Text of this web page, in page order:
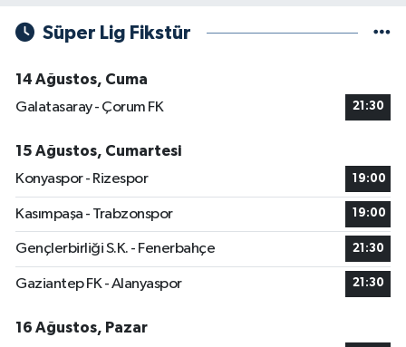
Süper Lig Fikstür
14 Ağustos, Cuma
Galatasaray - Çorum FK
21:30
15 Ağustos, Cumartesi
Konyaspor - Rizespor
19:00
Kasımpaşa - Trabzonspor 19:00
Gençlerbirliği S.K. - Fenerbahçe 21:30
Gaziantep FK - Alanyaspor 21:30
16 Ağustos, Pazar